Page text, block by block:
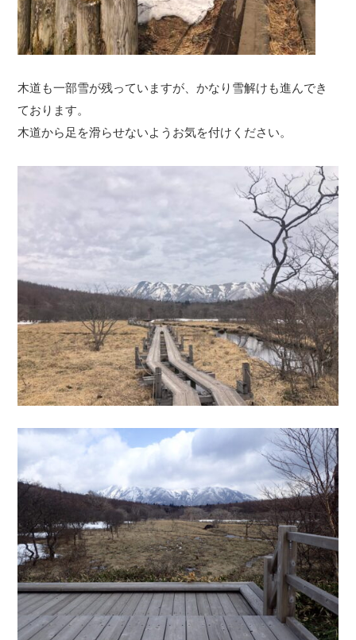
木道も一部雪が残っていますが、かなり雪解けも進んでき
ております。
木道から足を滑らせないようお気を付けください。